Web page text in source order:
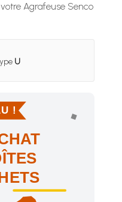
Agrafeuse Senco
U